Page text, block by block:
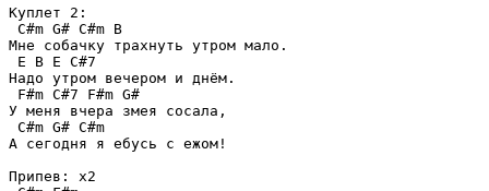
Куплет 2:
C#m G# C#m B
Мне собачку трахнуть утром мало.
E B E C#7
Надо утром вечером и днём.
F#m C#7 F#m G#
У меня вчера змея сосала,
C#m G# C#m
А сегодня я ебусь с ежом!
Припев: x2